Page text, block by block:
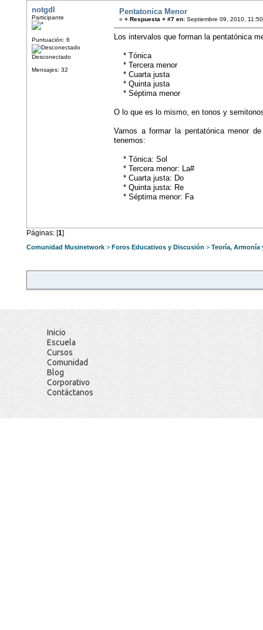
notgdl
Participante
Puntuación: 6
Desconectado
Mensajes: 32
Pentatonica Menor
« + Respuesta + #7 en: Septiembre 09, 2010,
Los intervalos que forman la pentatónica
* Tónica
* Tercera menor
* Cuarta justa
* Quinta justa
* Séptima menor
O lo que es lo mismo, en tonos y
Vamos a formar la pentatónica menor
tenemos:
* Tónica: Sol
* Tercera menor: La#
* Cuarta justa: Do
* Quinta justa: Re
* Séptima menor: Fa
Páginas: [1]
Comunidad Musinetwork > Foros Educativos y Discusión > Teoría,
Inicio
Escuela
Cursos
Comunidad
Blog
Corporativo
Contáctanos